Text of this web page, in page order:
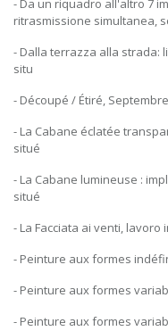
- Da un riquadro all'altro 7
ritrasmissione simultanea,
- Dalla terrazza alla strada:
situ
- Découpé / Étiré,
- La Cabane éclatée
situé
- La Cabane lumineuse :
situé
- La Facciata ai venti, lavoro
- Peinture aux formes
- Peinture aux formes
- Peinture aux formes